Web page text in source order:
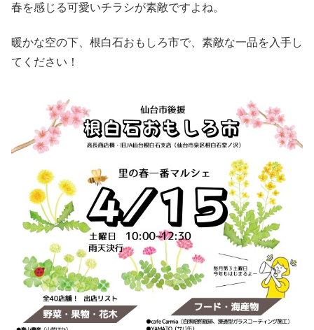
春を感じる可愛いチラシが素敵ですよね。
暖かな空の下、根白石おもしろ市で、素敵な一品を入手し
てください！